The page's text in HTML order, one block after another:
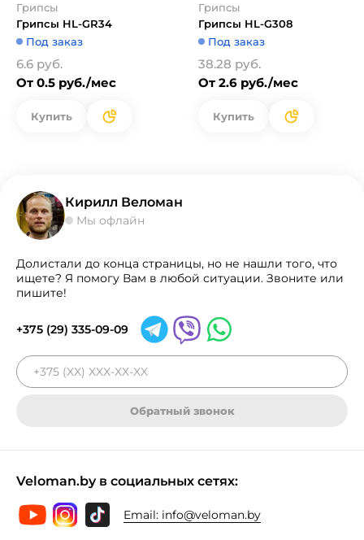
Грипсы
Грипсы HL-GR34
Под заказ
6.6 руб.
От 0.5 руб./мес
Купить
Грипсы
Грипсы HL-G308
Под заказ
38.28 руб.
От 2.6 руб./мес
Купить
Кирилл Веломан
Мы офлайн
Долистали до конца страницы, но не нашли того, что
ищете? Я помогу Вам в любой ситуации. Звоните или
пишите!
+375 (29) 335-09-09
Обратный звонок
Veloman.by в социальных сетях:
Email: info@veloman.by